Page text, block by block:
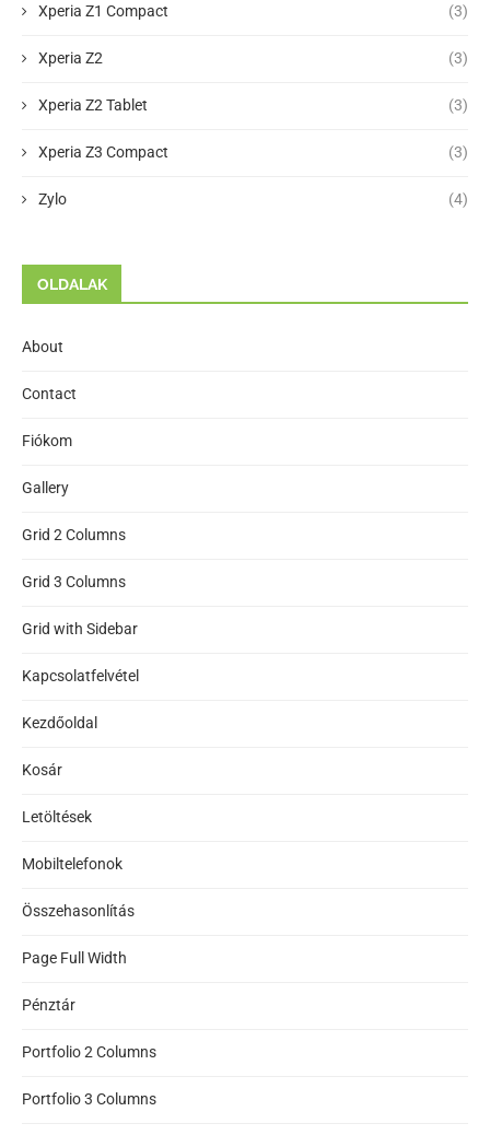
Xperia Z1 Compact (3)
Xperia Z2 (3)
Xperia Z2 Tablet (3)
Xperia Z3 Compact (3)
Zylo (4)
OLDALAK
About
Contact
Fiókom
Gallery
Grid 2 Columns
Grid 3 Columns
Grid with Sidebar
Kapcsolatfelvétel
Kezdőoldal
Kosár
Letöltések
Mobiltelefonok
Összehasonlítás
Page Full Width
Pénztár
Portfolio 2 Columns
Portfolio 3 Columns